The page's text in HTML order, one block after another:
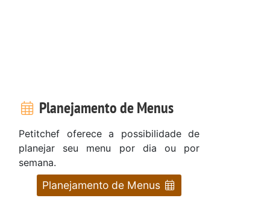
Planejamento de Menus
Petitchef oferece a possibilidade de
planejar seu menu por dia ou por
semana.
Planejamento de Menus